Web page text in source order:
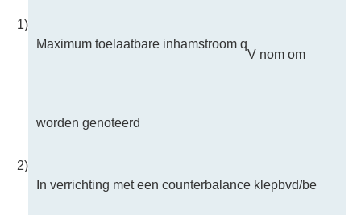
1)
Maximum toelaatbare inhamstroom q
V nom om
worden genoteerd
2)
In verrichting met een counterbalance klepbvd/be